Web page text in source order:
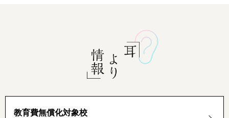
教育費無償化対象校